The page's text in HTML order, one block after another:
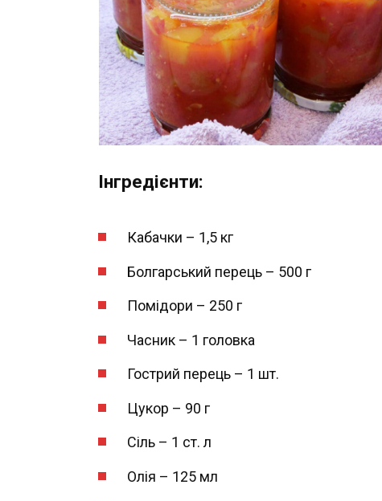
Інгредієнти:
Кабачки – 1,5 кг
Болгарський перець – 500 г
Помідори – 250 г
Часник – 1 головка
Гострий перець – 1 шт.
Цукор – 90 г
Сіль – 1 ст. л
Олія – 125 мл